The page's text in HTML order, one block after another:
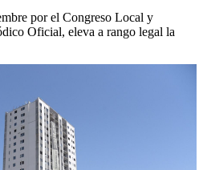
por el Congreso Local y
Oficial, eleva a rango legal la